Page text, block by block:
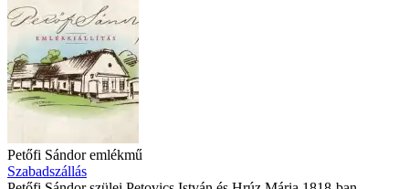
Petőfi Sándor emlékmű
Szabadszállás